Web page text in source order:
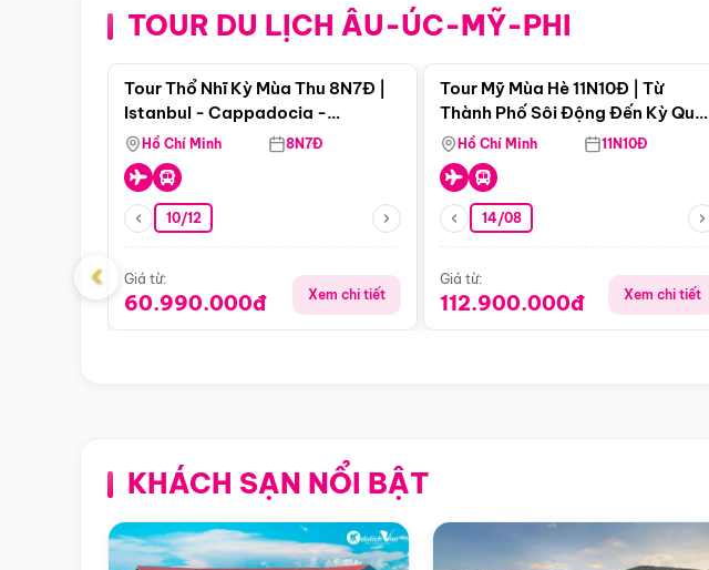
TOUR DU LỊCH ÂU-ÚC-MỸ-PHI
Điểm nổi bật
Tour Thổ Nhĩ Kỳ Mùa Thu 8N7Đ |
Istanbul - Cappadocia -
Pamukkale
Hồ Chí Minh 8N7Đ
10/12
Giá từ:
60.990.000đ Xem chi tiết
Tour Mỹ Mùa Hè 11N10Đ | Từ
Thành Phố Sôi Động Đến Kỳ Quan
Thiên Nhiên Mỹ
Hồ Chí Minh 11N10Đ
14/08
Giá từ:
112.900.000đ Xem chi tiết
‹
KHÁCH SẠN NỔI BẬT